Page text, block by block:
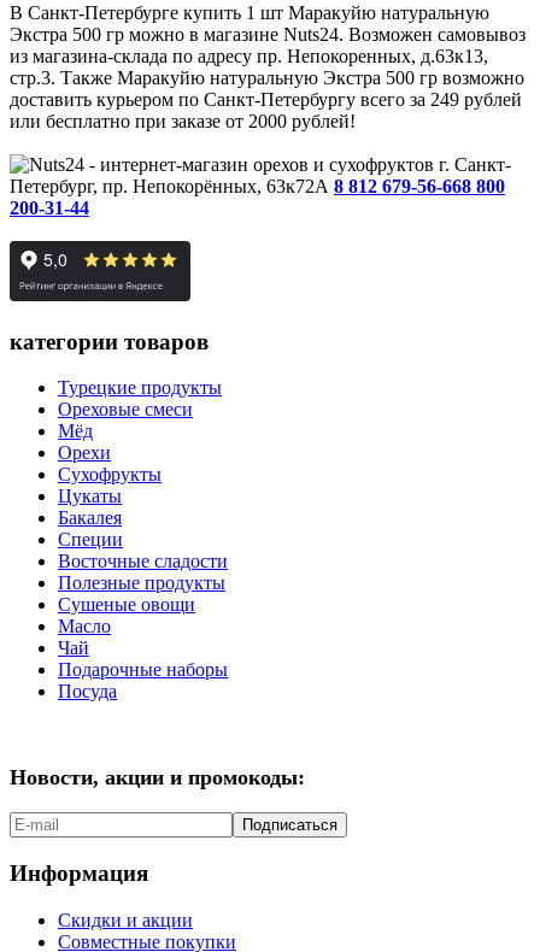
В Санкт-Петербурге купить 1 шт Маракуйю натуральную
Экстра 500 гр можно в магазине Nuts24. Возможен самовывоз
из магазина-склада по адресу пр. Непокоренных, д.63к13,
стр.3. Также Маракуйю натуральную Экстра 500 гр возможно
доставить курьером по Санкт-Петербургу всего за 249 рублей
или бесплатно при заказе от 2000 рублей!
г. Санкт-
Петербург, пр. Непокорённых, 63к72А 8 812 679-56-668 800
200-31-44
категории товаров
Турецкие продукты
Ореховые смеси
Мёд
Орехи
Сухофрукты
Цукаты
Бакалея
Специи
Восточные сладости
Полезные продукты
Сушеные овощи
Масло
Чай
Подарочные наборы
Посуда
Новости, акции и промокоды:
Подписаться
Информация
Скидки и акции
Совместные покупки